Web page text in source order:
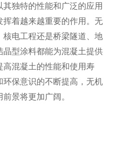
独特的性能和广泛的应用
着越来越重要的作用。无
电工程还是桥梁隧道、地
型涂料都能为混凝土提供
混凝土的性能和使用寿
保意识的不断提高，无机
景将更加广阔。